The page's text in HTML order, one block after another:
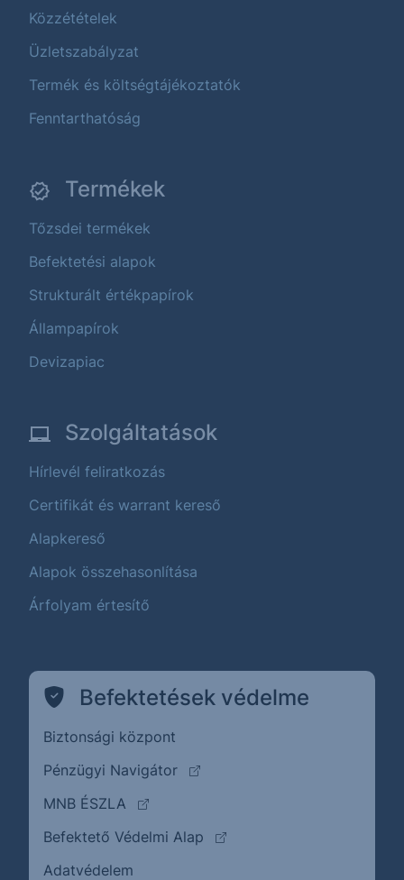
Közzétételek
Üzletszabályzat
Termék és költségtájékoztatók
Fenntarthatóság
Termékek
Tőzsdei termékek
Befektetési alapok
Strukturált értékpapírok
Állampapírok
Devizapiac
Szolgáltatások
Hírlevél feliratkozás
Certifikát és warrant kereső
Alapkereső
Alapok összehasonlítása
Árfolyam értesítő
Befektetések védelme
Biztonsági központ
Pénzügyi Navigátor
(külső oldalra ugrik)
MNB ÉSZLA
(külső oldalra ugrik)
Befektető Védelmi Alap
(külső oldalra ugrik)
Adatvédelem